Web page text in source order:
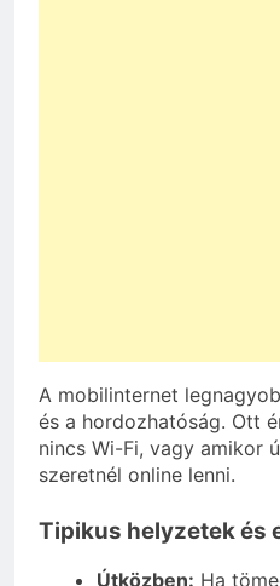
A mobilinternet
és a hordozhatóság. Ott
nincs Wi-Fi, vagy amikor
szeretnél online lenni.
Tipikus helyzetek és
Útközben: Ha